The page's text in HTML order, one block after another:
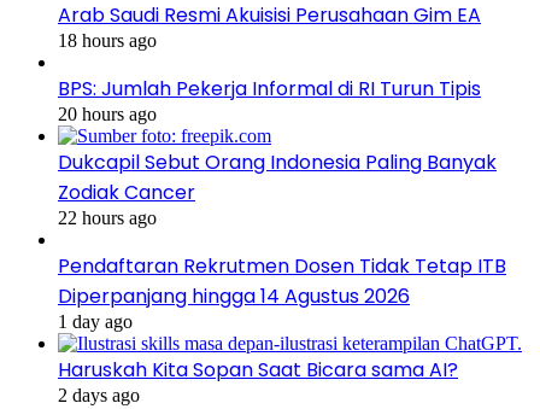
Arab Saudi Resmi Akuisisi Perusahaan Gim EA
18 hours ago
BPS: Jumlah Pekerja Informal di RI Turun Tipis
20 hours ago
Dukcapil Sebut Orang Indonesia Paling Banyak
Zodiak Cancer
22 hours ago
Pendaftaran Rekrutmen Dosen Tidak Tetap ITB
Diperpanjang hingga 14 Agustus 2026
1 day ago
Haruskah Kita Sopan Saat Bicara sama AI?
2 days ago